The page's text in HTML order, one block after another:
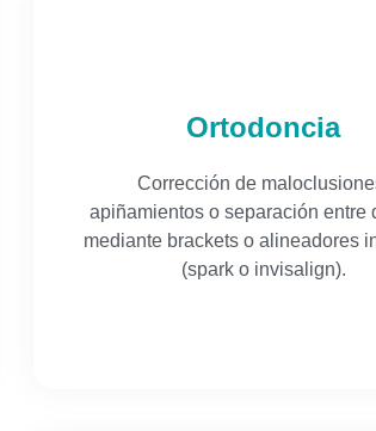
Ortodoncia
Corrección de
apiñamientos o separación entre
mediante brackets o alineadores
(spark o invisalign).